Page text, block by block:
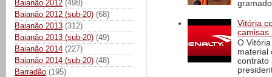
Baianão 2012 (498)
Baianão 2012 (sub-20) (68)
Baianão 2013 (312)
Baianão 2013 (sub-20) (49)
Baianão 2014 (227)
Baianão 2014 (sub-20) (48)
Barradão (195)
Vitória
camisas
O
material
contrato